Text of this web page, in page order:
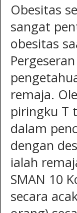
Obesitas
sangat
obesitas
remaja.
piringku T
dalam
dengan
ialah
SMAN 10
secara